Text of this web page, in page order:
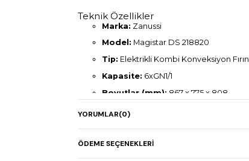
Teknik Özellikler
Marka: Zanussi
Model: Magistar DS 218820
Tip: Elektrikli Kombi Konveksiyon Fırın
Kapasite: 6xGN1/1
Boyutlar (mm): 867 x 775 x 808
Elektrik Gücü:
YORUMLAR(0)
ÖDEME SEÇENEKLERI